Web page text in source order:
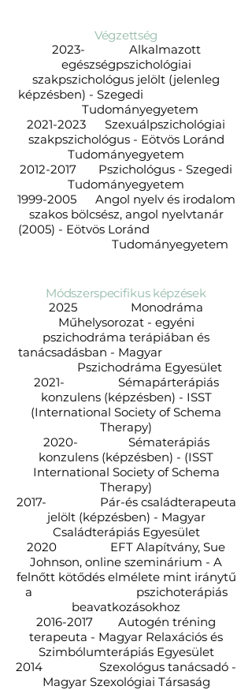
Végzettség
2023- Alkalmazott
egészségpszichológiai
szakpszichológus jelölt (jelenleg
képzésben) - Szegedi
Tudományegyetem
2021-2023 Szexuálpszichológiai
szakpszichológus - Eötvös Loránd
Tudományegyetem
2012-2017 Pszichológus - Szegedi
Tudományegyetem
1999-2005Angol nyelv és irodalom
szakos bölcsész, angol nyelvtanár
(2005) - Eötvös Loránd
Tudományegyetem
Módszerspecifikus képzések
2025 Monodráma
Műhelysorozat - egyéni
pszichodráma terápiában és
tanácsadásban - Magyar
Pszichodráma Egyesület
2021- Sémapárterápiás
konzulens (képzésben) - ISST
(International Society of Schema
Therapy)
2020- Sématerápiás
konzulens (képzésben) - (ISST
International Society of Schema
Therapy)
2017- Pár-és családterapeuta
jelölt (képzésben) - Magyar
Családterápiás Egyesület
2020 EFT Alapítvány, Sue
Johnson, online szeminárium - A
felnőtt kötődés elmélete mint iránytű
a pszichoterápiás
beavatkozásokhoz
2016-2017 Autogén tréning
terapeuta - Magyar Relaxációs és
Szimbólumterápiás Egyesület
2014 Szexológus tanácsadó -
Magyar Szexológiai Társaság